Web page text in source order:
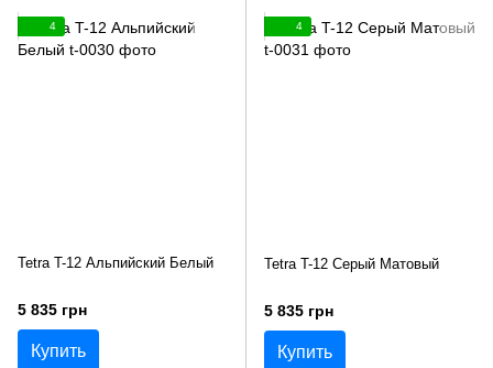
4
Tetra T-12 Альпийский Белый
5 835 грн
Купить
4
Tetra T-12 Серый Матовый
5 835 грн
Купить